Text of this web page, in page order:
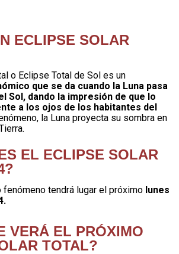
ECLIPSE SOLAR
o Eclipse Total de Sol es un
que se da cuando la Luna pasa
Sol, dando la impresión de que lo
a los ojos de los habitantes del
la Luna proyecta su sombra en
EL ECLIPSE SOLAR
fenómeno tendrá lugar el próximo lunes
VERÁ EL PRÓXIMO
TOTAL?